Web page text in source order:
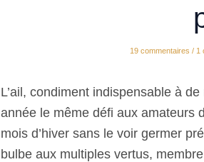
19 commentaires / 1
L’ail, condiment indispensable à
année le même défi aux amateurs
mois d’hiver sans le voir germer
bulbe aux multiples vertus,